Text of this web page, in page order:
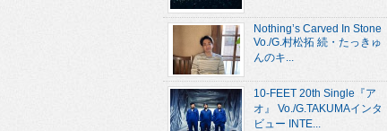
Nothing’s Carved In Stone
Vo./G.村松拓 続・たっきゅ
んのキ...
10-FEET 20th Single『ア
オ』 Vo./G.TAKUMAインタ
ビュー INTE...